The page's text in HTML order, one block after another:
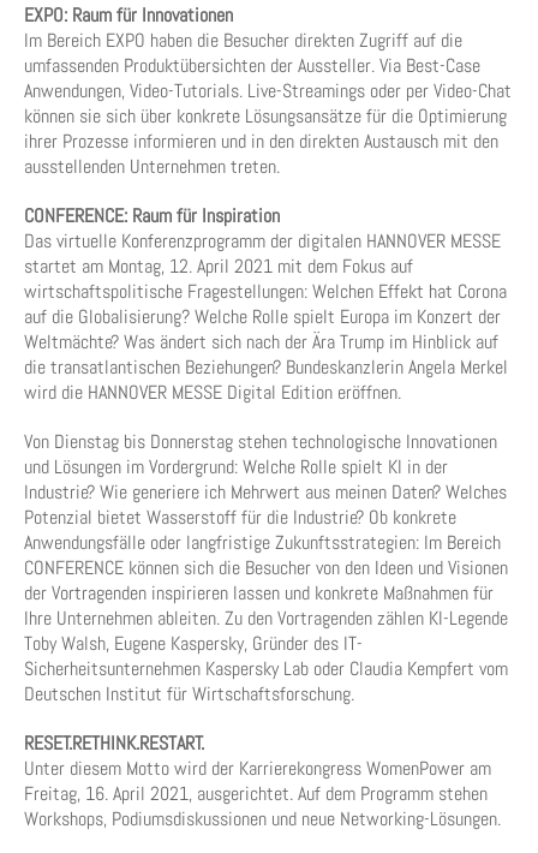
EXPO: Raum für Innovationen
Im Bereich EXPO haben die Besucher direkten Zugriff auf die
umfassenden Produktübersichten der Aussteller. Via Best-Case
Anwendungen, Video-Tutorials. Live-Streamings oder per Video-Chat
können sie sich über konkrete Lösungsansätze für die Optimierung
ihrer Prozesse informieren und in den direkten Austausch mit den
ausstellenden Unternehmen treten.
CONFERENCE: Raum für Inspiration
Das virtuelle Konferenzprogramm der digitalen HANNOVER MESSE
startet am Montag, 12. April 2021 mit dem Fokus auf
wirtschaftspolitische Fragestellungen: Welchen Effekt hat Corona
auf die Globalisierung? Welche Rolle spielt Europa im Konzert der
Weltmächte? Was ändert sich nach der Ära Trump im Hinblick auf
die transatlantischen Beziehungen? Bundeskanzlerin Angela Merkel
wird die HANNOVER MESSE Digital Edition eröffnen.
Von Dienstag bis Donnerstag stehen technologische Innovationen
und Lösungen im Vordergrund: Welche Rolle spielt KI in der
Industrie? Wie generiere ich Mehrwert aus meinen Daten? Welches
Potenzial bietet Wasserstoff für die Industrie? Ob konkrete
Anwendungsfälle oder langfristige Zukunftsstrategien: Im Bereich
CONFERENCE können sich die Besucher von den Ideen und Visionen
der Vortragenden inspirieren lassen und konkrete Maßnahmen für
Ihre Unternehmen ableiten. Zu den Vortragenden zählen KI-Legende
Toby Walsh, Eugene Kaspersky, Gründer des IT-
Sicherheitsunternehmen Kaspersky Lab oder Claudia Kempfert vom
Deutschen Institut für Wirtschaftsforschung.
RESET.RETHINK.RESTART.
Unter diesem Motto wird der Karrierekongress WomenPower am
Freitag, 16. April 2021, ausgerichtet. Auf dem Programm stehen
Workshops, Podiumsdiskussionen und neue Networking-Lösungen.